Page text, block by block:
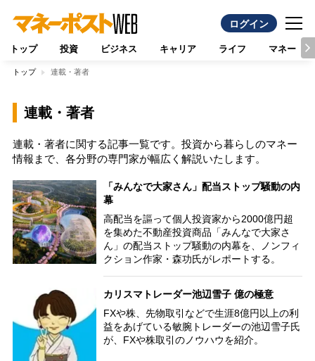
ログイン
トップ 投資 ビジネス キャリア ライフ マネー
トップ 連載・著者
連載・著者
連載・著者に関する記事一覧です。投資から暮らしのマネー
情報まで、各分野の専門家が幅広く解説いたします。
「みんなで大家さん」配当ストップ騒動の内
幕
高配当を謳って個人投資家から2000億円超
を集めた不動産投資商品「みんなで大家さ
ん」の配当ストップ騒動の内幕を、ノンフィ
クション作家・森功氏がレポートする。
カリスマトレーダー池辺雪子 億の極意
FXや株、先物取引などで生涯8億円以上の利
益をあげている敏腕トレーダーの池辺雪子氏
が、FXや株取引のノウハウを紹介。